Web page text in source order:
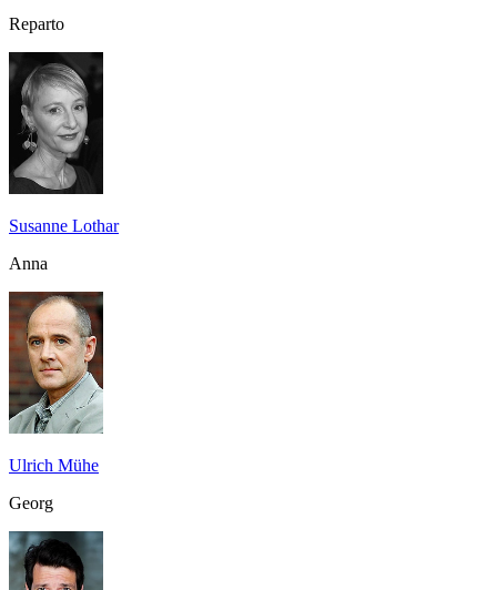
Reparto
Susanne Lothar
Anna
Ulrich Mühe
Georg